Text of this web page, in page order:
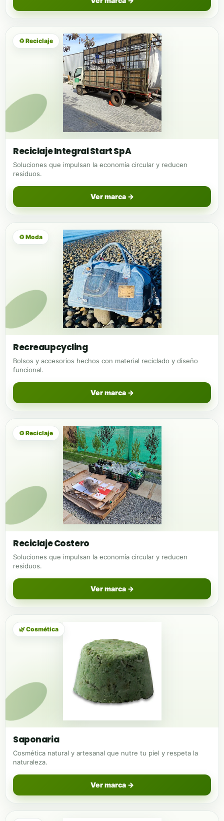
♻ Reciclaje
Reciclaje Integral Start SpA
Soluciones que impulsan la economía circular y reducen
residuos.
Ver marca →
♻ Moda
Recreaupcycling
Bolsos y accesorios hechos con material reciclado y diseño
funcional.
Ver marca →
♻ Reciclaje
Reciclaje Costero
Soluciones que impulsan la economía circular y reducen
residuos.
Ver marca →
🌿 Cosmética
Saponaria
Cosmética natural y artesanal que nutre tu piel y respeta la
naturaleza.
Ver marca →